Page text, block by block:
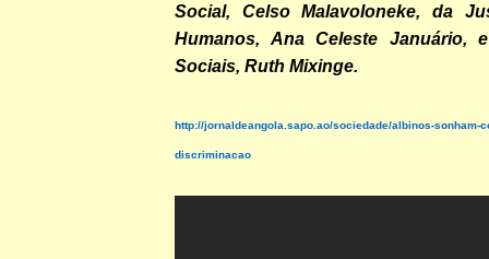
Social, Celso Malavoloneke, da
Humanos, Ana Celeste Januário,
Sociais, Ruth Mixinge.
http://jornaldeangola.sapo.ao/sociedade/albinos-sonham-
discriminacao